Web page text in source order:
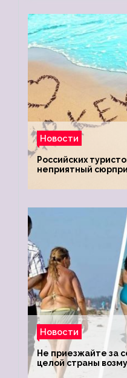
Новости
Российских
неприятный
Новости
Не приезжайте за
целой страны
туристки массово